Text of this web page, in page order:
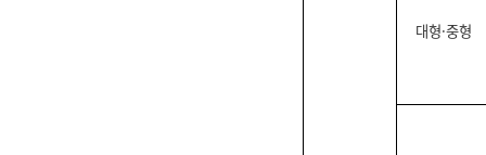
대형·중형